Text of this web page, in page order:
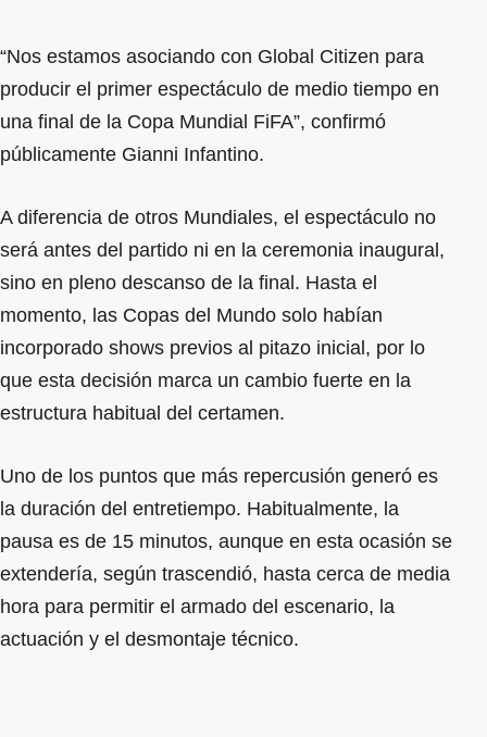
“Nos estamos asociando con Global Citizen para
producir el primer espectáculo de medio tiempo en
una final de la Copa Mundial FiFA”, confirmó
públicamente Gianni Infantino.
A diferencia de otros Mundiales, el espectáculo no
será antes del partido ni en la ceremonia inaugural,
sino en pleno descanso de la final. Hasta el
momento, las Copas del Mundo solo habían
incorporado shows previos al pitazo inicial, por lo
que esta decisión marca un cambio fuerte en la
estructura habitual del certamen.
Uno de los puntos que más repercusión generó es
la duración del entretiempo. Habitualmente, la
pausa es de 15 minutos, aunque en esta ocasión se
extendería, según trascendió, hasta cerca de media
hora para permitir el armado del escenario, la
actuación y el desmontaje técnico.